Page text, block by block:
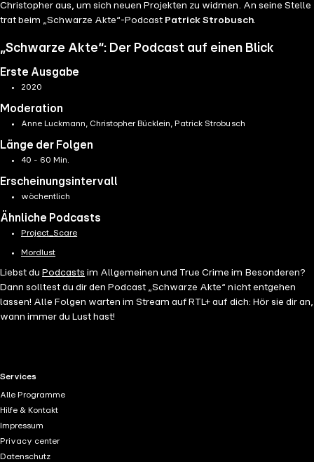
Christopher aus, um sich neuen Projekten zu widmen. An seine Stelle
trat beim „Schwarze Akte“-Podcast Patrick Strobusch.
„Schwarze Akte“: Der Podcast auf einen Blick
Erste Ausgabe
2020
Moderation
Anne Luckmann, Christopher Bücklein, Patrick Strobusch
Länge der Folgen
40 - 60 Min.
Erscheinungsintervall
wöchentlich
Ähnliche Podcasts
Project_Scare
Mordlust
Liebst du Podcasts im Allgemeinen und True Crime im Besonderen?
Dann solltest du dir den Podcast „Schwarze Akte“ nicht entgehen
lassen! Alle Folgen warten im Stream auf RTL+ auf dich: Hör sie dir an,
wann immer du Lust hast!
RTL+ useful links.
Services
Alle Programme
Hilfe & Kontakt
Impressum
Privacy center
Datenschutz